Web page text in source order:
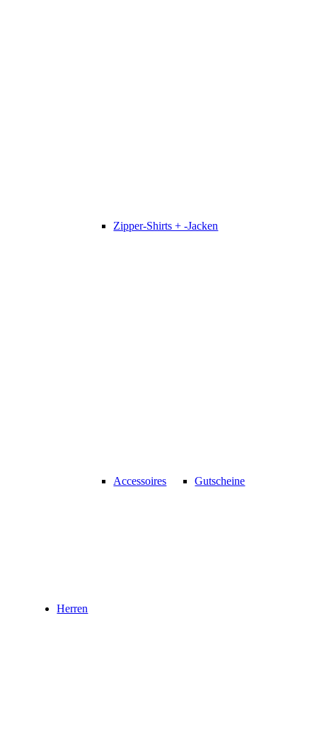
Zipper-Shirts + -Jacken
Accessoires Gutscheine
Herren